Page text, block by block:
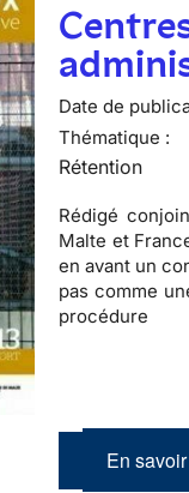
Date de
Thématique :
Rétention
Rédigé
Malte et
en avant un
pas comme
procédure
En